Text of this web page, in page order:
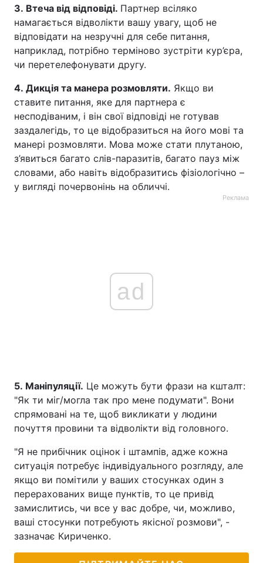
3. Втеча від відповіді. Партнер всіляко
намагається відволікти вашу увагу, щоб не
відповідати на незручні для себе питання,
наприклад, потрібно терміново зустріти кур’єра,
чи перетелефонувати другу.
4. Дикція та манера розмовляти. Якщо ви
ставите питання, яке для партнера є
несподіваним, і він свої відповіді не готував
заздалегідь, то це відобразиться на його мові та
манері розмовляти. Мова може стати плутаною,
з’явиться багато слів-паразитів, багато пауз між
словами, або навіть відобразитись фізіологічно –
у вигляді почервонінь на обличчі.
Реклама
ad
5. Маніпуляції. Це можуть бути фрази на кшталт:
"Як ти міг/могла так про мене подумати". Вони
спрямовані на те, щоб викликати у людини
почуття провини та відволікти від головного.
"Я не прибічник оцінок і штампів, адже кожна
ситуація потребує індивідуального розгляду, але
якщо ви помітили у ваших стосунках один з
перерахованих вище пунктів, то це привід
замислитись, чи все у вас добре, чи, можливо,
ваші стосунки потребують якісної розмови", -
зазначає Кириченко.